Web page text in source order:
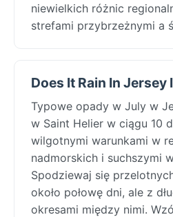
niewielkich różnic
strefami przybrzeżnymi a
Does It Rain In Jersey
Typowe opady w July w
w Saint Helier w ciągu 10
wilgotnymi warunkami w
nadmorskich i suchszymi
Spodziewaj się
około połowę dni, ale z
okresami między nimi.